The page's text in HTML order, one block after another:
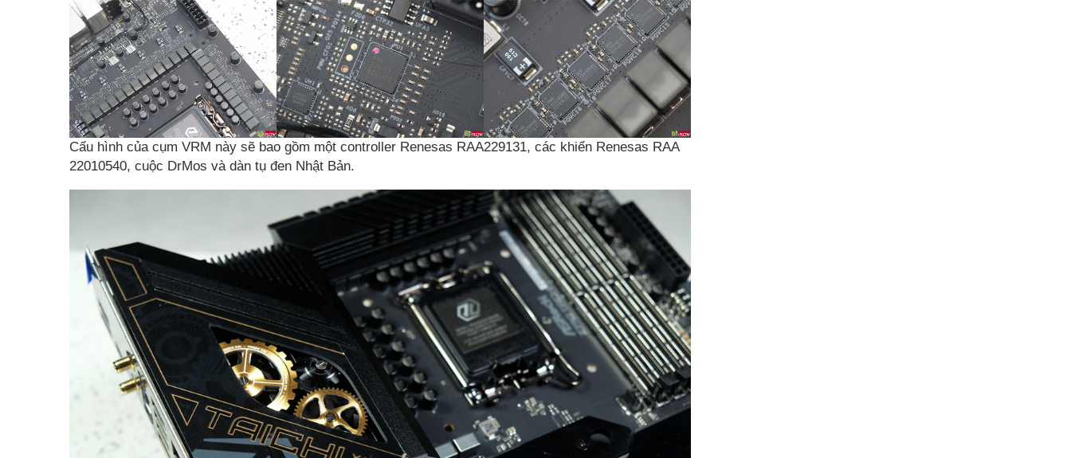
Cấu hình của cụm VRM này sẽ bao gồm một controller Renesas RAA229131, các khiển Renesas RAA
22010540, cuộc DrMos và dàn tụ đen Nhật Bản.